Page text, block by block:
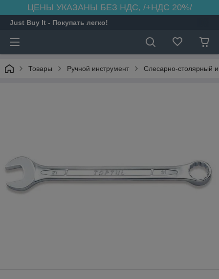
ЦЕНЫ УКАЗАНЫ БЕЗ НДС, /+НДС 20%/
Just Buy It - Покупать легко!
Товары Ручной инструмент Слесарно-столярный